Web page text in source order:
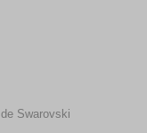
Swarovski